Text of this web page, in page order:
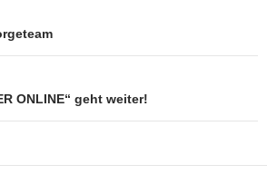
ONLINE“ geht weiter!